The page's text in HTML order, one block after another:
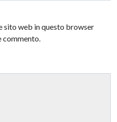
sito web in questo browser
commento.